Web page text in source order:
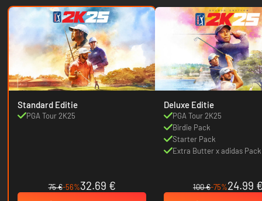
Standard Editie
PGA Tour 2K25
75 €-56%32.69 €
Deluxe Editie
PGA Tour 2K25
Birdie Pack
Starter Pack
Extra Butter x adidas Pack
100 €-75%24.99